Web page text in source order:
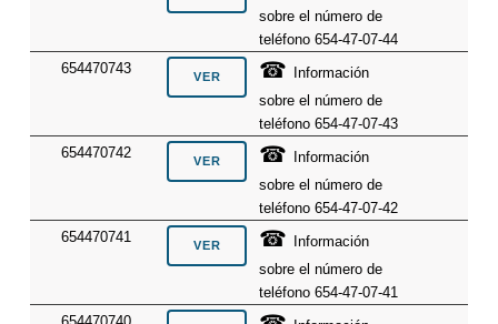
sobre el número de
teléfono 654-47-07-44
654470743
☎
Información
sobre el número de
teléfono 654-47-07-43
654470742
☎
Información
sobre el número de
teléfono 654-47-07-42
654470741
☎
Información
sobre el número de
teléfono 654-47-07-41